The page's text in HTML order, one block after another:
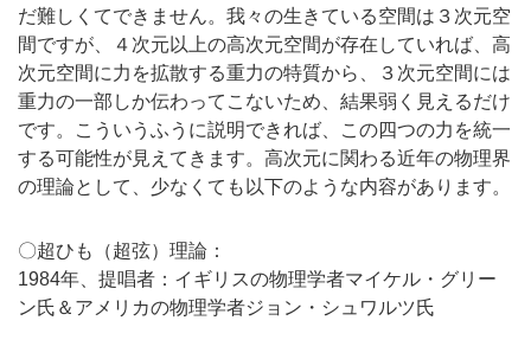
だ難しくてできません。我々の生きている空間は３次元空
間ですが、４次元以上の高次元空間が存在していれば、高
次元空間に力を拡散する重力の特質から、３次元空間には
重力の一部しか伝わってこないため、結果弱く見えるだけ
です。こういうふうに説明できれば、この四つの力を統一
する可能性が見えてきます。高次元に関わる近年の物理界
の理論として、少なくても以下のような内容があります。
〇超ひも（超弦）理論：
1984年、提唱者：イギリスの物理学者マイケル・グリー
ン氏＆アメリカの物理学者ジョン・シュワルツ氏